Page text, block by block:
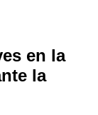
en la
la